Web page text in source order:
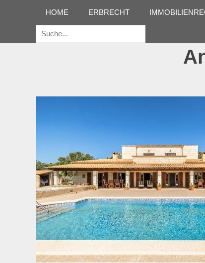
Erstes Menü
Inhalt:
HOME ERBRECHT
Suche